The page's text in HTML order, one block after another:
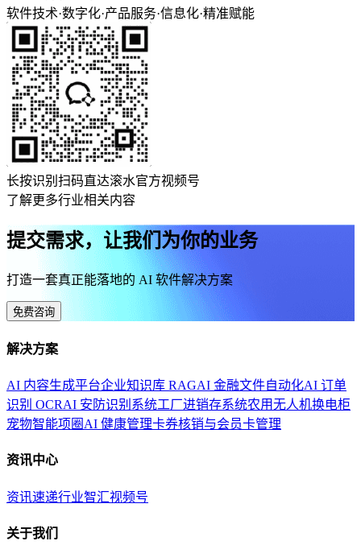
软件技术·数字化·产品服务·信息化·精准赋能
长按识别扫码直达滚水官方视频号
了解更多行业相关内容
提交需求，让我们为你的业务
打造一套真正能落地的 AI 软件解决方案
免费咨询
解决方案
AI 内容生成平台企业知识库 RAGAI 金融文件自动化AI 订单
识别 OCRAI 安防识别系统工厂进销存系统农用无人机换电柜
宠物智能项圈 AI 健康管理卡券核销与会员卡管理
资讯中心
资讯速递行业智汇视频号
关于我们